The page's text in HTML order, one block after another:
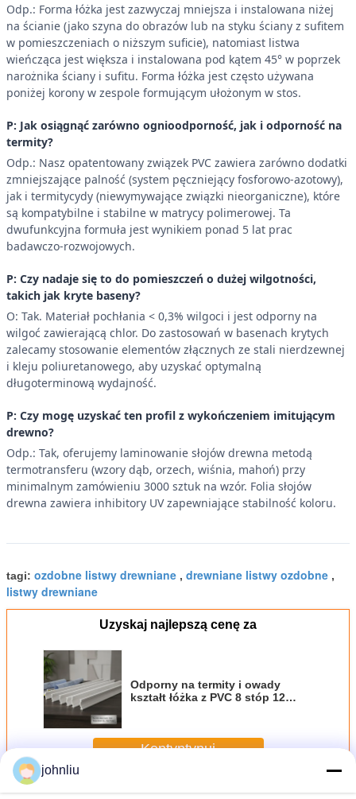
Odp.: Forma łóżka jest zazwyczaj mniejsza i instalowana niżej
na ścianie (jako szyna do obrazów lub na styku ściany z sufitem
w pomieszczeniach o niższym suficie), natomiast listwa
wieńcząca jest większa i instalowana pod kątem 45° w poprzek
narożnika ściany i sufitu. Forma łóżka jest często używana
poniżej korony w zespole formującym ułożonym w stos.
P: Jak osiągnąć zarówno ognioodporność, jak i odporność na
termity?
Odp.: Nasz opatentowany związek PVC zawiera zarówno dodatki
zmniejszające palność (system pęczniejący fosforowo-azotowy),
jak i termitycydy (niewymywające związki nieorganiczne), które
są kompatybilne i stabilne w matrycy polimerowej. Ta
dwufunkcyjna formuła jest wynikiem ponad 5 lat prac
badawczo-rozwojowych.
P: Czy nadaje się to do pomieszczeń o dużej wilgotności,
takich jak kryte baseny?
O: Tak. Materiał pochłania < 0,3% wilgoci i jest odporny na
wilgoć zawierającą chlor. Do zastosowań w basenach krytych
zalecamy stosowanie elementów złącznych ze stali nierdzewnej
i kleju poliuretanowego, aby uzyskać optymalną
długoterminową wydajność.
P: Czy mogę uzyskać ten profil z wykończeniem imitującym
drewno?
Odp.: Tak, oferujemy laminowanie słojów drewna metodą
termotransferu (wzory dąb, orzech, wiśnia, mahoń) przy
minimalnym zamówieniu 3000 sztuk na wzór. Folia słojów
drewna zawiera inhibitory UV zapewniające stabilność koloru.
tagi: ozdobne listwy drewniane , drewniane listwy ozdobne ,
listwy drewniane
Uzyskaj najlepszą cenę za
Odporny na termity i owady
kształt łóżka z PVC 8 stóp 12
dekoracyjny kształt ściany i
sufitu
Kontyntynuj
JeszczeDekoracyjne drewniane listwy
johnliu